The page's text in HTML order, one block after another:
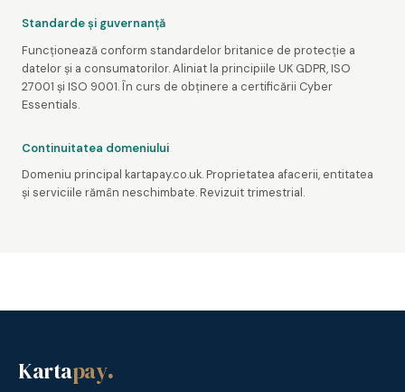
Standarde și guvernanță
Funcționează conform standardelor britanice de protecție a
datelor și a consumatorilor. Aliniat la principiile UK GDPR, ISO
27001 și ISO 9001. În curs de obținere a certificării Cyber
Essentials.
Continuitatea domeniului
Domeniu principal kartapay.co.uk. Proprietatea afacerii, entitatea
și serviciile rămân neschimbate. Revizuit trimestrial.
Kartapay.